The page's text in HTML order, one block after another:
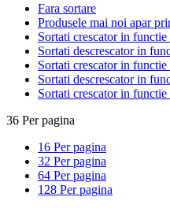
Fara sortare
Produsele mai noi apar
Sortati crescator in
Sortati descrescator in
Sortati crescator in functie
Sortati descrescator in
Sortati crescator in
36 Per pagina
16 Per pagina
32 Per pagina
64 Per pagina
128 Per pagina